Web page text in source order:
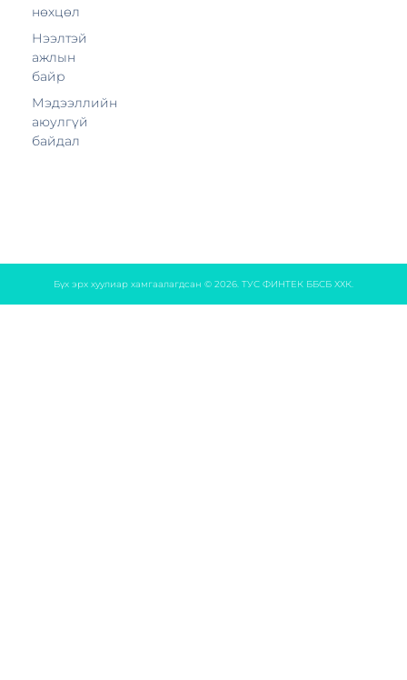
нөхцөл
Нээлтэй
ажлын
байр
Мэдээллийн
аюулгүй
байдал
Бүх эрх хуулиар хамгаалагдсан © 2026. ТУС ФИНТЕК ББСБ ХХК.